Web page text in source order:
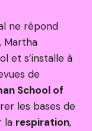
ne répond
Martha
et s’installe à
de
School of
les bases de
la respiration,